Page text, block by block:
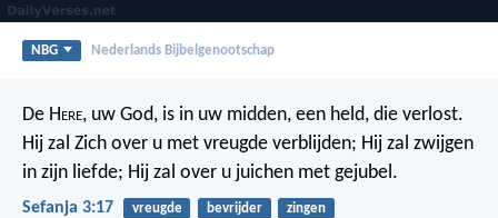
NBG Nederlands Bijbelgenootschap
De Here, uw God, is in uw midden, een held, die verlost.
Hij zal Zich over u met vreugde verblijden; Hij zal zwijgen
in zijn liefde; Hij zal over u juichen met gejubel.
Sefanja 3:17 vreugde bevrijder zingen